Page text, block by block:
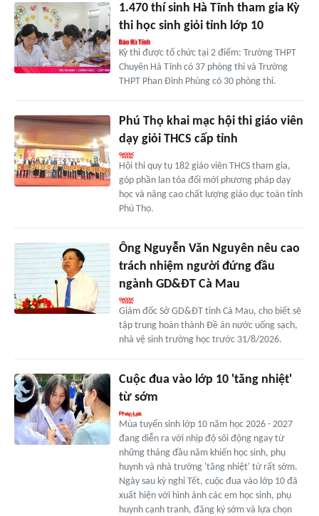
1.470 thí sinh Hà Tĩnh tham gia Kỳ
thi học sinh giỏi tỉnh lớp 10
Kỳ thi được tổ chức tại 2 điểm: Trường THPT
Chuyên Hà Tĩnh có 37 phòng thi và Trường
THPT Phan Đình Phùng có 30 phòng thi.
Phú Thọ khai mạc hội thi giáo viên
dạy giỏi THCS cấp tỉnh
Hội thi quy tụ 182 giáo viên THCS tham gia,
góp phần lan tỏa đổi mới phương pháp dạy
học và nâng cao chất lượng giáo dục toàn tỉnh
Phú Thọ.
Ông Nguyễn Văn Nguyên nêu cao
trách nhiệm người đứng đầu
ngành GD&ĐT Cà Mau
Giám đốc Sở GD&ĐT tỉnh Cà Mau, cho biết sẽ
tập trung hoàn thành Đề án nước uống sạch,
nhà vệ sinh trường học trước 31/8/2026.
Cuộc đua vào lớp 10 'tăng nhiệt'
từ sớm
Mùa tuyển sinh lớp 10 năm học 2026 - 2027
đang diễn ra với nhịp độ sôi động ngay từ
những tháng đầu năm khiến học sinh, phụ
huynh và nhà trường 'tăng nhiệt' từ rất sớm.
Ngày sau kỳ nghỉ Tết, cuộc đua vào lớp 10 đã
xuất hiện với hình ảnh các em học sinh, phụ
huynh cạnh tranh, đăng ký sớm và lựa chọn